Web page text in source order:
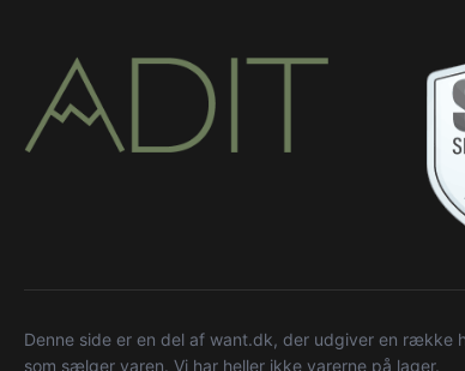
Denne side er en del af want.dk, der udgiver en række
som sælger varen. Vi har heller ikke varerne på lager.